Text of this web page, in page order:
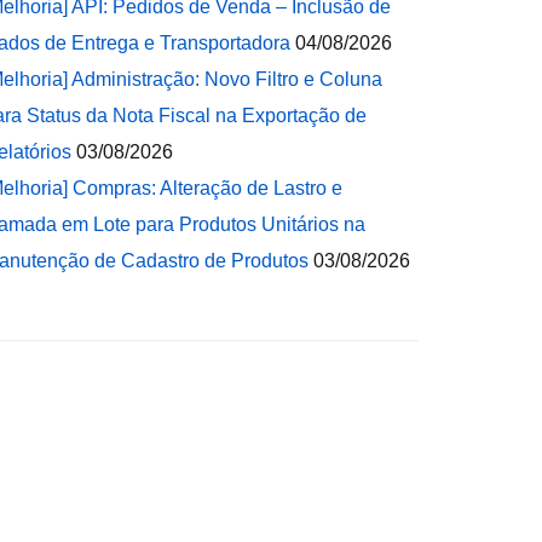
API: Pedidos de Venda – Inclusão de
de Entrega e Transportadora 04/08/2026
Administração: Novo Filtro e Coluna
Status da Nota Fiscal na Exportação de
03/08/2026
Compras: Alteração de Lastro e
em Lote para Produtos Unitários na
de Cadastro de Produtos 03/08/2026